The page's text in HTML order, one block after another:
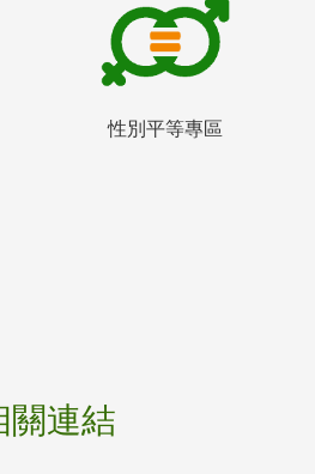
性別平等專區
關連結